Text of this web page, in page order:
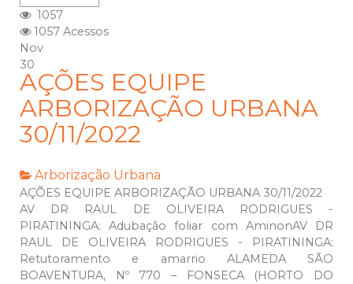
1057
1057 Acessos
Nov
30
AÇÕES EQUIPE
ARBORIZAÇÃO URBANA
30/11/2022
Arborização Urbana
AÇÕES EQUIPE ARBORIZAÇÃO URBANA 30/11/2022
AV DR RAUL DE OLIVEIRA RODRIGUES -
PIRATININGA: Adubação foliar com AminonAV DR
RAUL DE OLIVEIRA RODRIGUES - PIRATININGA:
Retutoramento e amarrio ALAMEDA SÃO
BOAVENTURA, Nº 770 – FONSECA (HORTO DO